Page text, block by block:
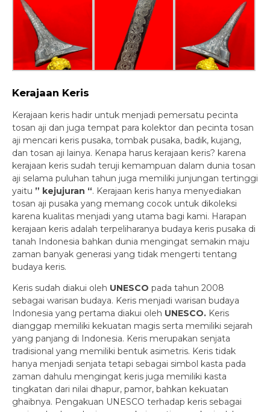
Kerajaan Keris
Kerajaan keris hadir untuk menjadi pemersatu pecinta
tosan aji dan juga tempat para kolektor dan pecinta tosan
aji mencari keris pusaka, tombak pusaka, badik, kujang,
dan tosan aji lainya. Kenapa harus kerajaan keris? karena
kerajaan keris sudah teruji kemampuan dalam dunia tosan
aji selama puluhan tahun juga memiliki junjungan tertinggi
yaitu ” kejujuran “. Kerajaan keris hanya menyediakan
tosan aji pusaka yang memang cocok untuk dikoleksi
karena kualitas menjadi yang utama bagi kami. Harapan
kerajaan keris adalah terpeliharanya budaya keris pusaka di
tanah Indonesia bahkan dunia mengingat semakin maju
zaman banyak generasi yang tidak mengerti tentang
budaya keris.
Keris sudah diakui oleh UNESCO pada tahun 2008
sebagai warisan budaya. Keris menjadi warisan budaya
Indonesia yang pertama diakui oleh UNESCO. Keris
dianggap memiliki kekuatan magis serta memiliki sejarah
yang panjang di Indonesia. Keris merupakan senjata
tradisional yang memiliki bentuk asimetris. Keris tidak
hanya menjadi senjata tetapi sebagai simbol kasta pada
zaman dahulu mengingat keris juga memiliki kasta
tingkatan dari nilai dhapur, pamor, bahkan kekuatan
ghaibnya. Pengakuan UNESCO terhadap keris sebagai